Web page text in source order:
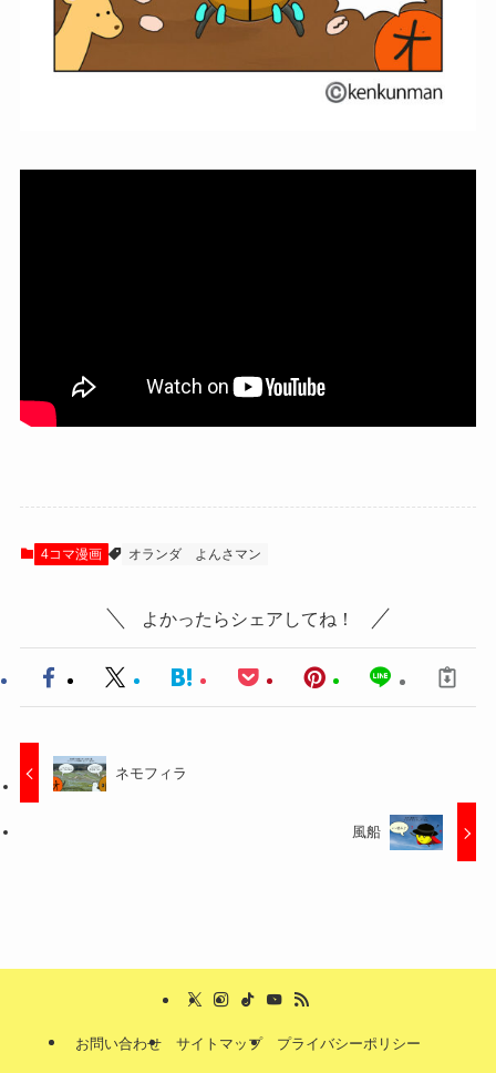
4コマ漫画 オランダ よんさマン
よかったらシェアしてね！
ネモフィラ
風船
お問い合わせ サイトマップ プライバシーポリシー